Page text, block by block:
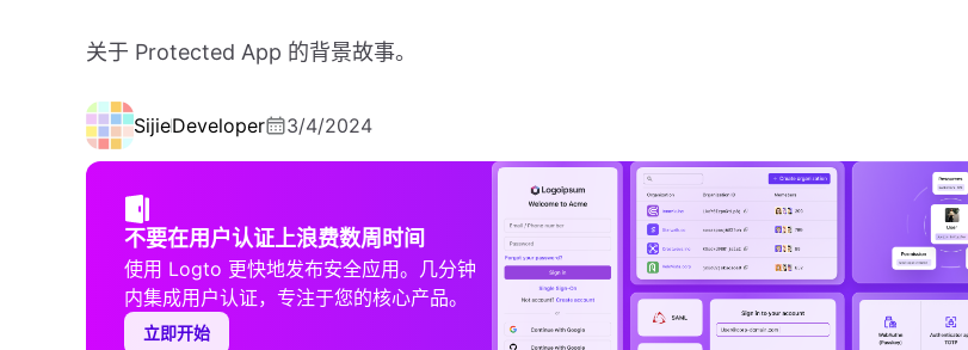
关于 Protected App 的背景故事。
SijieDeveloper 3/4/2024
不要在用户认证上浪费数周时间
使用 Logto 更快地发布安全应用。几分钟
内集成用户认证，专注于您的核心产品。
立即开始